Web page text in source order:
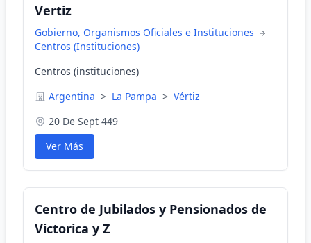
Vertiz
Gobierno, Organismos Oficiales e Instituciones
Centros (Instituciones)
Centros (instituciones)
Argentina > La Pampa > Vértiz
20 De Sept 449
Ver Más
Centro de Jubilados y Pensionados de
Victorica y Z